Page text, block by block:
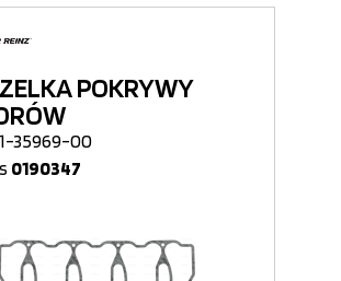
POKRYWY
35969-00
0190347